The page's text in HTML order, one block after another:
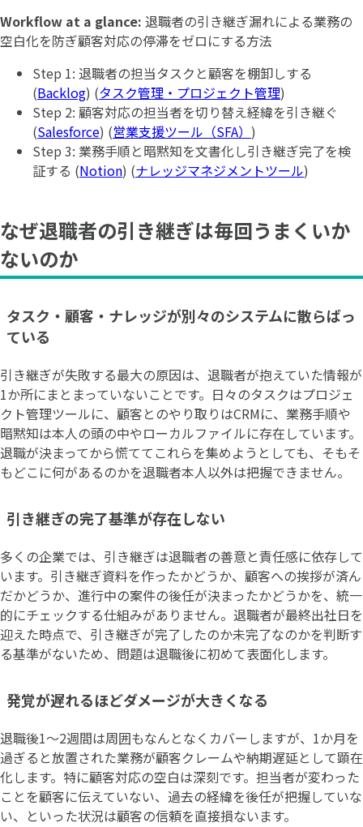
Workflow at a glance: 退職者の引き継ぎ漏れによる業務の
空白化を防ぎ顧客対応の停滞をゼロにする方法
Step 1: 退職者の担当タスクと顧客を棚卸しする
(Backlog) (タスク管理・プロジェクト管理)
Step 2: 顧客対応の担当者を切り替え経緯を引き継ぐ
(Salesforce) (営業支援ツール（SFA） )
Step 3: 業務手順と暗黙知を文書化し引き継ぎ完了を検
証する (Notion) (ナレッジマネジメントツール)
なぜ退職者の引き継ぎは毎回うまくいか
ないのか
タスク・顧客・ナレッジが別々のシステムに散らばっ
ている
引き継ぎが失敗する最大の原因は、退職者が抱えていた情報が
1か所にまとまっていないことです。日々のタスクはプロジェ
クト管理ツールに、顧客とのやり取りはCRMに、業務手順や
暗黙知は本人の頭の中やローカルファイルに存在しています。
退職が決まってから慌ててこれらを集めようとしても、そもそ
もどこに何があるのかを退職者本人以外は把握できません。
引き継ぎの完了基準が存在しない
多くの企業では、引き継ぎは退職者の善意と責任感に依存して
います。引き継ぎ資料を作ったかどうか、顧客への挨拶が済ん
だかどうか、進行中の案件の後任が決まったかどうかを、統一
的にチェックする仕組みがありません。退職者が最終出社日を
迎えた時点で、引き継ぎが完了したのか未完了なのかを判断す
る基準がないため、問題は退職後に初めて表面化します。
発覚が遅れるほどダメージが大きくなる
退職後1〜2週間は周囲もなんとなくカバーしますが、1か月を
過ぎると放置された業務が顧客クレームや納期遅延として顕在
化します。特に顧客対応の空白は深刻です。担当者が変わった
ことを顧客に伝えていない、過去の経緯を後任が把握していな
い、といった状況は顧客の信頼を直接損ないます。